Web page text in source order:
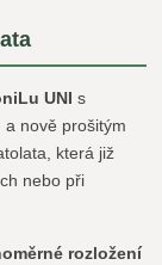
UNI s
nově prošitým
která již
nebo při
rozložení